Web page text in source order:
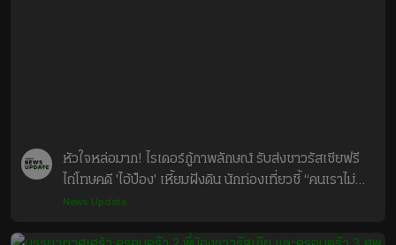
หัวใจหล่อมาก! ไรเดอร์กู้ภาพลักษณ์ รับส่งชาวรัสเซียฟรี
ไถ่โทษคดี 'ไอ้ป๋อง' เหี้ยมฝังดิน นักท่องเที่ยวชี้ “คนเราไม่
เหมือนกัน”
News Update